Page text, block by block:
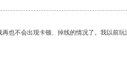
也不会出现卡顿、掉线的情况了。我以前